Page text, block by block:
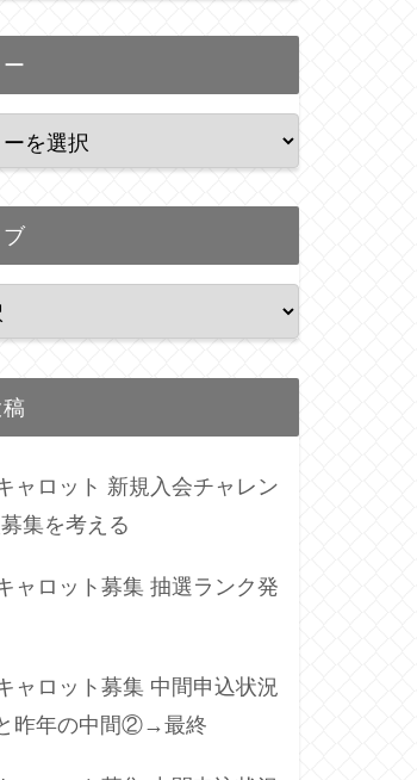
ャロット 新規入会チャレン
集を考える
ャロット募集 抽選ランク発
ャロット募集 中間申込状況
昨年の中間②→最終